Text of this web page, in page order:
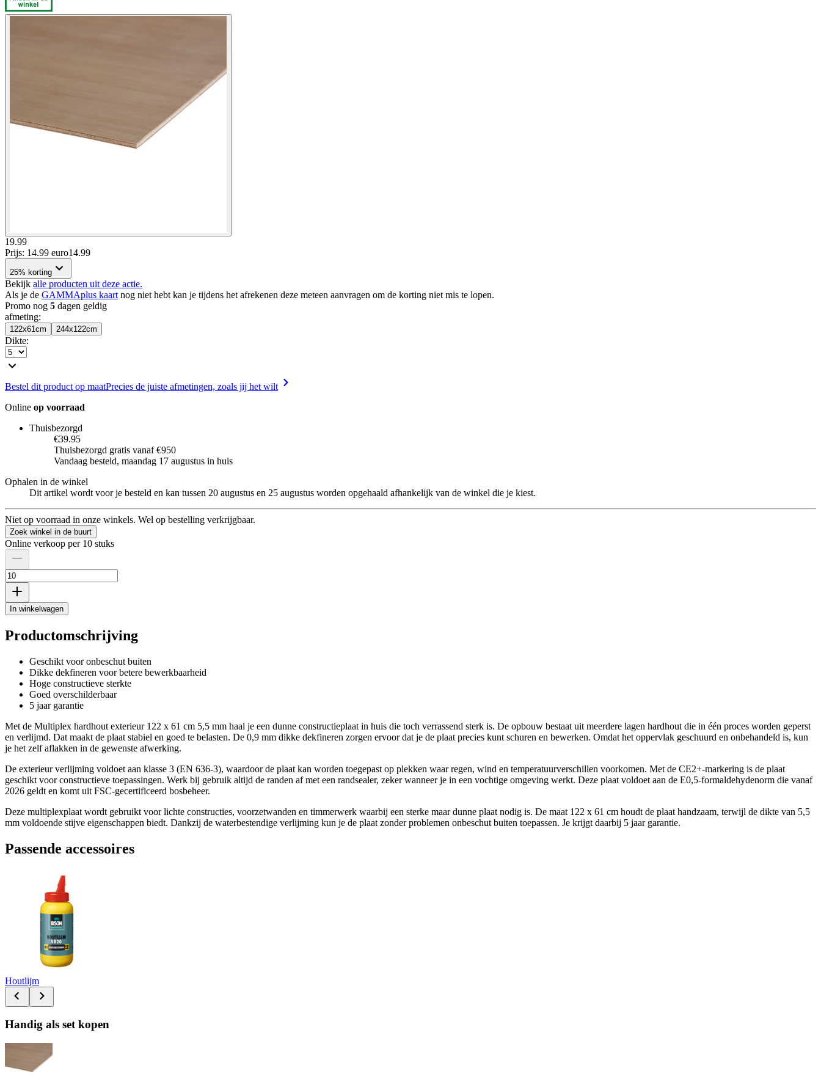
19.99
Prijs: 14.99 euro14.99
25% korting
Bekijk alle producten uit deze actie.
Als je de GAMMAplus kaart nog niet hebt kan je tijdens het afrekenen deze meteen aanvragen om de korting niet mis te lopen.
Promo nog 5 dagen geldig
afmeting:
122x61cm 244x122cm
Dikte:
Bestel dit product op maatPrecies de juiste afmetingen, zoals jij het wilt
Online op voorraad
Thuisbezorgd
€39.95
Thuisbezorgd gratis vanaf €950
Vandaag besteld, maandag 17 augustus in huis
Ophalen in de winkel
Dit artikel wordt voor je besteld en kan tussen 20 augustus en 25 augustus worden opgehaald afhankelijk van de winkel die je kiest.
Niet op voorraad in onze winkels. Wel op bestelling verkrijgbaar.
Zoek winkel in de buurt
Online verkoop per 10 stuks
In winkelwagen
Productomschrijving
Geschikt voor onbeschut buiten
Dikke dekfineren voor betere bewerkbaarheid
Hoge constructieve sterkte
Goed overschilderbaar
5 jaar garantie
Met de Multiplex hardhout exterieur 122 x 61 cm 5,5 mm haal je een dunne constructieplaat in huis die toch verrassend sterk is. De opbouw bestaat uit meerdere lagen hardhout die in één proces worden geperst
en verlijmd. Dat maakt de plaat stabiel en goed te belasten. De 0,9 mm dikke dekfineren zorgen ervoor dat je de plaat precies kunt schuren en bewerken. Omdat het oppervlak geschuurd en onbehandeld is, kun
je het zelf aflakken in de gewenste afwerking.
De exterieur verlijming voldoet aan klasse 3 (EN 636-3), waardoor de plaat kan worden toegepast op plekken waar regen, wind en temperatuurverschillen voorkomen. Met de CE2+-markering is de plaat
geschikt voor constructieve toepassingen. Werk bij gebruik altijd de randen af met een randsealer, zeker wanneer je in een vochtige omgeving werkt. Deze plaat voldoet aan de E0,5-formaldehydenorm die vanaf
2026 geldt en komt uit FSC-gecertificeerd bosbeheer.
Deze multiplexplaat wordt gebruikt voor lichte constructies, voorzetwanden en timmerwerk waarbij een sterke maar dunne plaat nodig is. De maat 122 x 61 cm houdt de plaat handzaam, terwijl de dikte van 5,5
mm voldoende stijve eigenschappen biedt. Dankzij de waterbestendige verlijming kun je de plaat zonder problemen onbeschut buiten toepassen. Je krijgt daarbij 5 jaar garantie.
Passende accessoires
Houtlijm
Handig als set kopen